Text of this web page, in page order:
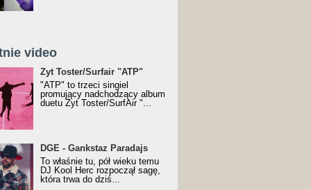
video
SurfAir - ATP VIDEO
Żyt Toster/Surfair "ATP"
"ATP" to trzeci singiel
promujący nadchodzący album
duetu Żyt Toster/SurfAir "...
z nagrodą za
Trueschoolowy
Roku (Popkillery 2023)
DGE - Gankstaz Paradajs
To właśnie tu, pół wieku temu
DJ Kool Herc rozpoczął sagę,
która trwa do dziś...